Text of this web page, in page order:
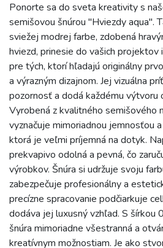
Ponorte sa do sveta kreativity s
semišovou šnúrou "Hviezdy aqua".
sviežej modrej farbe, zdobená
hviezd, prinesie do vašich projektov
pre tých, ktorí hľadajú originálny
a výrazným dizajnom. Jej vizuálna
pozornosť a dodá každému výtvoru
Vyrobená z kvalitného semišového
vyznačuje mimoriadnou jemnosťou
ktorá je veľmi príjemná na dotyk.
prekvapivo odolná a pevná, čo
výrobkov. Šnúra si udržuje svoju
zabezpečuje profesionálny a
precízne spracovanie podčiarkuje
dodáva jej luxusný vzhľad. S šírkou
šnúra mimoriadne všestranná a
kreatívnym možnostiam. Je ako